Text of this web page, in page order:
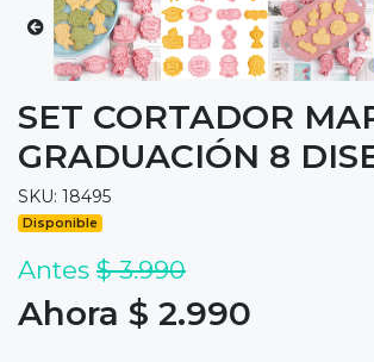
SET CORTADOR
GRADUACIÓN 8
SKU: 18495
Disponible
Antes $ 3.990
Ahora $ 2.990